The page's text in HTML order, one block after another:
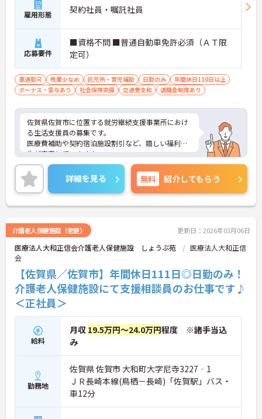
雇用形態 契約社員・嘱託社員
応募要件
■資格不問 ■普通自動車免許必須（ＡＴ限
定可）
車通勤可 残業少なめ 託児所・育児補助 日勤のみ
年間休日110日以上
ボーナス・賞与あり
社会保険完備 交通費支給 退職金制度あり
佐賀県佐賀市に位置する就労継続支援事業所におけ
る生活支援員の募集です。
医療費補助や契約宿泊施設割引など、嬉しい福利厚
生が充実しています♪
年間休日110日！メリハリのある働き方ができます
◎
ご興味のある方には面接ポイントをお伝えしますの
で、お気軽にお問い合わせください！
詳細を見る 無料 紹介してもらう
介護老人保健施設（老健） 更新日：2026年03月06日
医療法人大和正信会介護老人保健施設 しょうぶ苑
医療法人大和正信
会
【佐賀県／佐賀市】年間休日111日◎日勤のみ！
介護老人保健施設にて支援相談員のお仕事です♪
＜正社員＞
給料
月収 19.5万円～24.0万円程度 ※諸手当込
み
勤務地
佐賀県 佐賀市 大和町大字尼寺3227‐1
ＪＲ長崎本線(鳥栖－長崎)「佐賀駅」バス・
車12分